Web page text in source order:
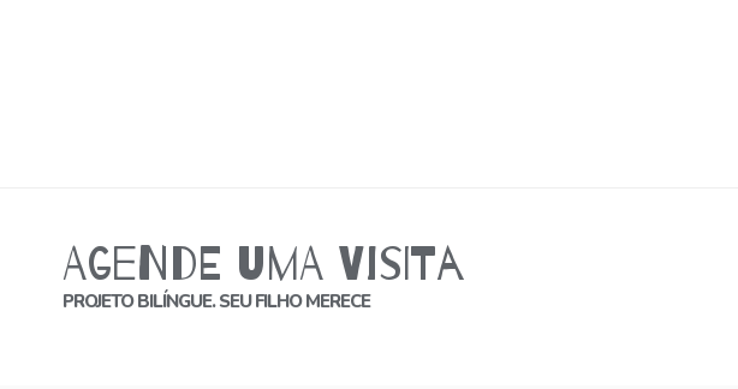
Agende uma Visita
PROJETO BILÍNGUE. SEU FILHO MERECE